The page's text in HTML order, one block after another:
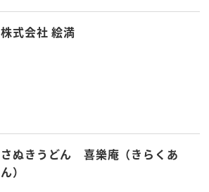
株式会社 絵満
さぬきうどん 喜樂庵（きらくあ
ん）